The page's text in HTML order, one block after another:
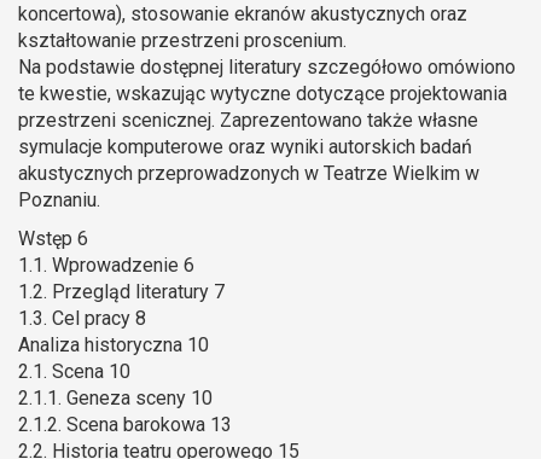
koncertowa), stosowanie ekranów akustycznych oraz
kształtowanie przestrzeni proscenium.
Na podstawie dostępnej literatury szczegółowo omówiono
te kwestie, wskazując wytyczne dotyczące projektowania
przestrzeni scenicznej. Zaprezentowano także własne
symulacje komputerowe oraz wyniki autorskich badań
akustycznych przeprowadzonych w Teatrze Wielkim w
Poznaniu.
Wstęp 6
1.1. Wprowadzenie 6
1.2. Przegląd literatury 7
1.3. Cel pracy 8
Analiza historyczna 10
2.1. Scena 10
2.1.1. Geneza sceny 10
2.1.2. Scena barokowa 13
2.2. Historia teatru operowego 15